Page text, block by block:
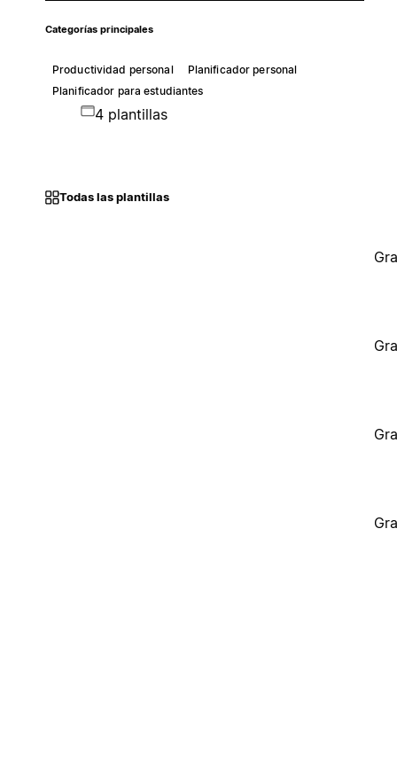
Categorías principales
Productividad personal
Planificador personal
Planificador para estudiantes
4 plantillas
Todas las plantillas